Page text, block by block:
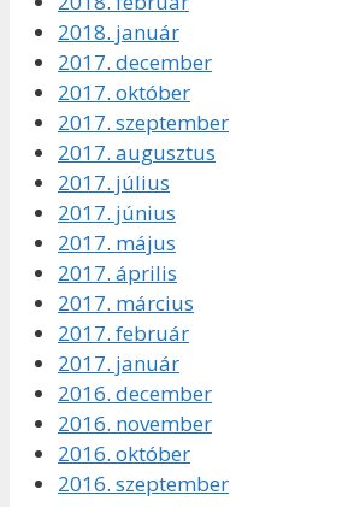
2018. január
2017. december
2017. október
2017. szeptember
2017. augusztus
2017. július
2017. június
2017. május
2017. április
2017. március
2017. február
2017. január
2016. december
2016. november
2016. október
2016. szeptember